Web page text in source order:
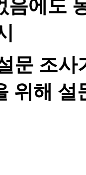
음에도
문 조
위해